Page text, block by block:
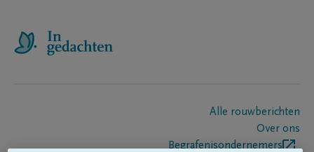
Alle rouwberichten
Over ons
Begrafenisondernemers